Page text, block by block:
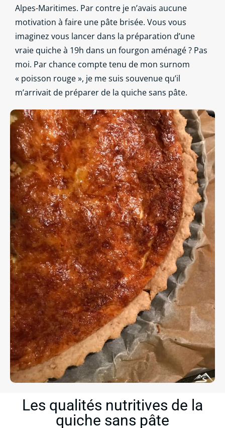
Alpes-Maritimes. Par contre je n’avais aucune
motivation à faire une pâte brisée. Vous vous
imaginez vous lancer dans la préparation d’une
vraie quiche à 19h dans un fourgon aménagé ? Pas
moi. Par chance compte tenu de mon surnom
« poisson rouge », je me suis souvenue qu’il
m’arrivait de préparer de la quiche sans pâte.
Les qualités nutritives de la
quiche sans pâte